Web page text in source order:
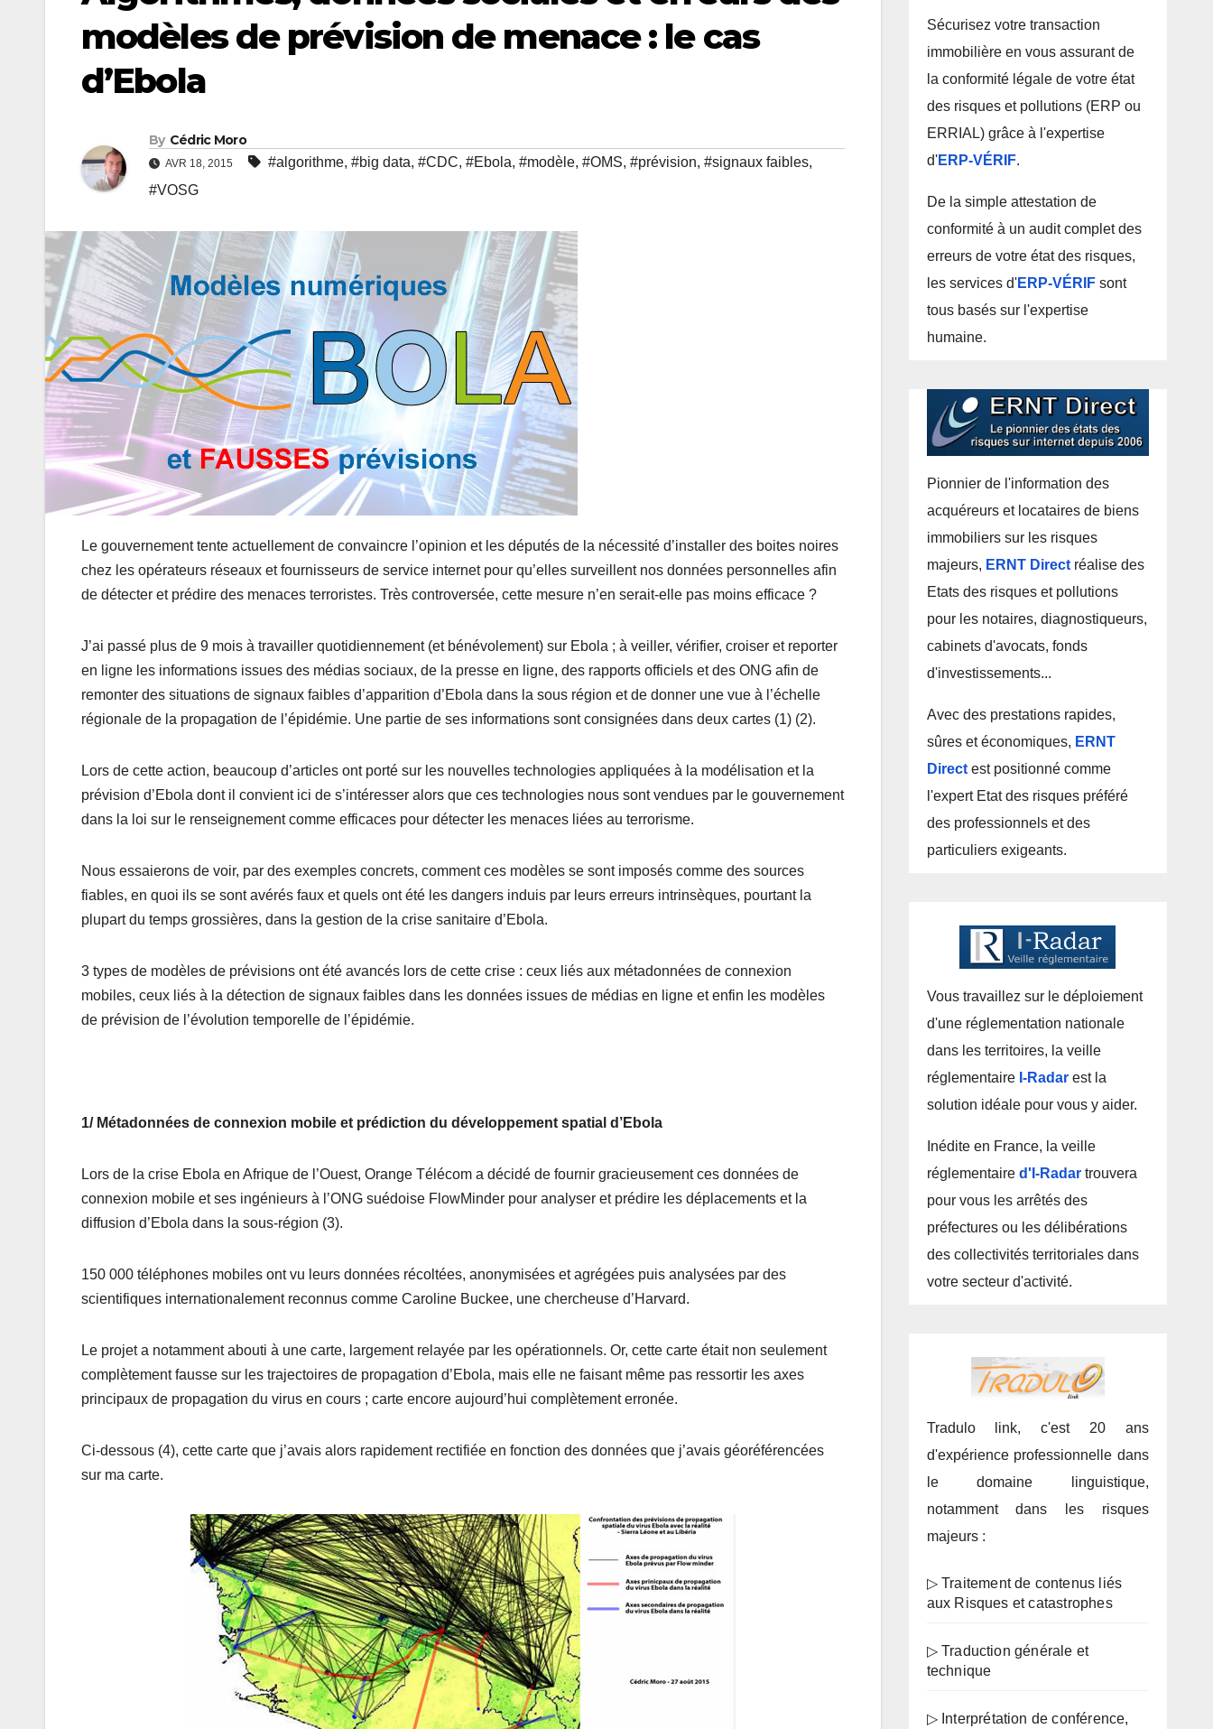
modèles de prévision de menace : le cas
d’Ebola
By Cédric Moro
AVR 18, 2015 #algorithme, #big data, #CDC, #Ebola, #modèle, #OMS, #prévision, #signaux faibles,
#VOSG
Le gouvernement tente actuellement de convaincre l’opinion et les députés de la nécessité d’installer des boites noires
chez les opérateurs réseaux et fournisseurs de service internet pour qu’elles surveillent nos données personnelles afin
de détecter et prédire des menaces terroristes. Très controversée, cette mesure n’en serait-elle pas moins efficace ?
J’ai passé plus de 9 mois à travailler quotidiennement (et bénévolement) sur Ebola ; à veiller, vérifier, croiser et reporter
en ligne les informations issues des médias sociaux, de la presse en ligne, des rapports officiels et des ONG afin de
remonter des situations de signaux faibles d’apparition d’Ebola dans la sous région et de donner une vue à l’échelle
régionale de la propagation de l’épidémie. Une partie de ses informations sont consignées dans deux cartes (1) (2).
Lors de cette action, beaucoup d’articles ont porté sur les nouvelles technologies appliquées à la modélisation et la
prévision d’Ebola dont il convient ici de s’intéresser alors que ces technologies nous sont vendues par le gouvernement
dans la loi sur le renseignement comme efficaces pour détecter les menaces liées au terrorisme.
Nous essaierons de voir, par des exemples concrets, comment ces modèles se sont imposés comme des sources
fiables, en quoi ils se sont avérés faux et quels ont été les dangers induis par leurs erreurs intrinsèques, pourtant la
plupart du temps grossières, dans la gestion de la crise sanitaire d’Ebola.
3 types de modèles de prévisions ont été avancés lors de cette crise : ceux liés aux métadonnées de connexion
mobiles, ceux liés à la détection de signaux faibles dans les données issues de médias en ligne et enfin les modèles
de prévision de l’évolution temporelle de l’épidémie.
1/ Métadonnées de connexion mobile et prédiction du développement spatial d’Ebola
Lors de la crise Ebola en Afrique de l’Ouest, Orange Télécom a décidé de fournir gracieusement ces données de
connexion mobile et ses ingénieurs à l’ONG suédoise FlowMinder pour analyser et prédire les déplacements et la
diffusion d’Ebola dans la sous-région (3).
150 000 téléphones mobiles ont vu leurs données récoltées, anonymisées et agrégées puis analysées par des
scientifiques internationalement reconnus comme Caroline Buckee, une chercheuse d’Harvard.
Le projet a notamment abouti à une carte, largement relayée par les opérationnels. Or, cette carte était non seulement
complètement fausse sur les trajectoires de propagation d’Ebola, mais elle ne faisant même pas ressortir les axes
principaux de propagation du virus en cours ; carte encore aujourd’hui complètement erronée.
Ci-dessous (4), cette carte que j’avais alors rapidement rectifiée en fonction des données que j’avais géoréférencées
sur ma carte.
Sécurisez votre transaction
immobilière en vous assurant de
la conformité légale de votre état
des risques et pollutions (ERP ou
ERRIAL) grâce à l'expertise
d'ERP-VÉRIF.
De la simple attestation de
conformité à un audit complet des
erreurs de votre état des risques,
les services d'ERP-VÉRIFsont
tous basés sur l'expertise
humaine.
Pionnier de l'information des
acquéreurs et locataires de biens
immobiliers sur les risques
majeurs, ERNT Directréalise des
Etats des risques et pollutions
pour les notaires, diagnostiqueurs,
cabinets d'avocats, fonds
d'investissements...
Avec des prestations rapides,
sûres et économiques, ERNT
Directest positionné comme
l'expert Etat des risques préféré
des professionnels et des
particuliers exigeants.
Vous travaillez sur le déploiement
d'une réglementation nationale
dans les territoires, la veille
réglementaire I-Radarest la
solution idéale pour vous y aider.
Inédite en France, la veille
réglementaire d'I-Radartrouvera
pour vous les arrêtés des
préfectures ou les délibérations
des collectivités territoriales dans
votre secteur d'activité.
Tradulo link, c'est 20 ans
d'expérience professionnelle dans
le domaine linguistique,
notamment dans les risques
majeurs :
▷ Traitement de contenus liés
aux Risques et catastrophes
▷ Traduction générale et
technique
▷ Interprétation de conférence,